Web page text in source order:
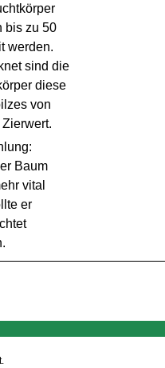
bis zu 50
werden.
sind die
diese
von
Zierwert.
Baum
vital
er